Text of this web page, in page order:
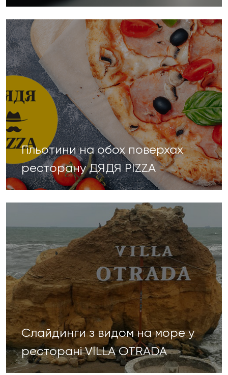
Гільотини на обох поверхах
ресторану ДЯДЯ PIZZA
Слайдинги з видом на море у
ресторані VILLA OTRADA